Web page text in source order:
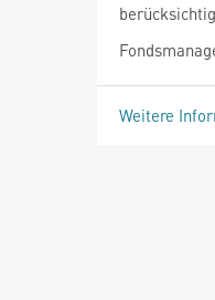
Weitere